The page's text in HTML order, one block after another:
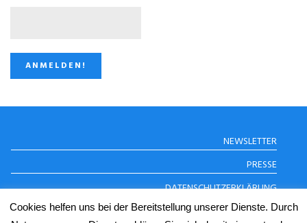
STUGGI.TV AUF
INSTAGRAM
NEWSLETTER
PRESSE
DATENSCHUTZERKLÄRUNG
IMPRESSUM
Cookies helfen uns bei der Bereitstellung unserer Dienste. Durch